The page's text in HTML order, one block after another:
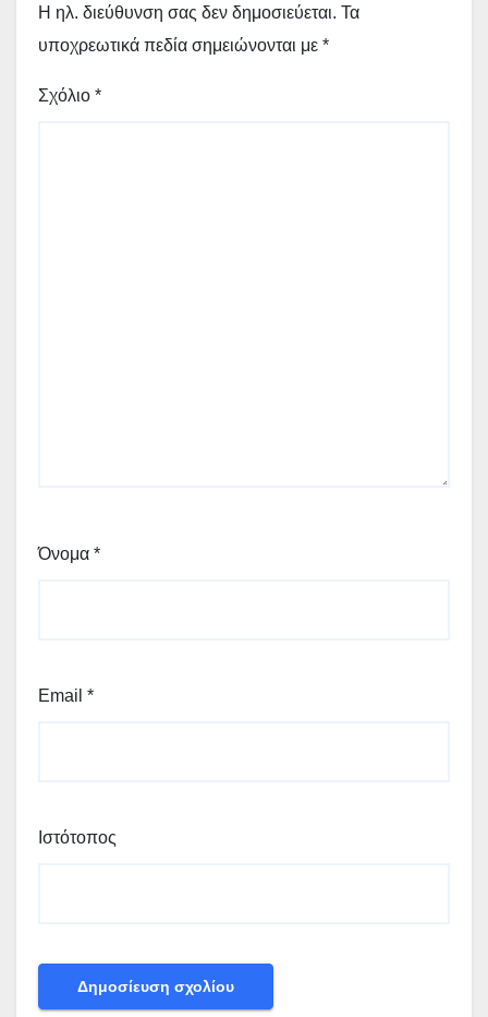
Η ηλ. διεύθυνση σας δεν δημοσιεύεται. Τα
υποχρεωτικά πεδία σημειώνονται με *
Σχόλιο *
Όνομα *
Email *
Ιστότοπος